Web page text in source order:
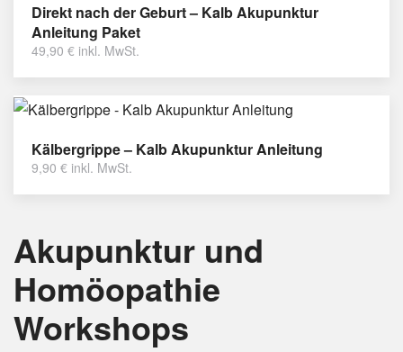
Direkt nach der Geburt – Kalb Akupunktur
Anleitung Paket
49,90 € inkl. MwSt.
Kälbergrippe – Kalb Akupunktur Anleitung
9,90 € inkl. MwSt.
Akupunktur und
Homöopathie
Workshops